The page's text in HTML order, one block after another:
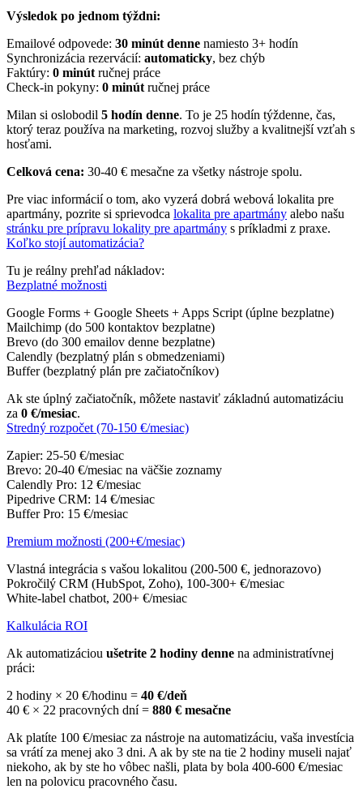
Výsledok po jednom týždni:
Emailové odpovede: 30 minút denne namiesto 3+ hodín
Synchronizácia rezervácií: automaticky, bez chýb
Faktúry: 0 minút ručnej práce
Check-in pokyny: 0 minút ručnej práce
Milan si oslobodil 5 hodín denne. To je 25 hodín týždenne, čas,
ktorý teraz používa na marketing, rozvoj služby a kvalitnejší vzťah s
hosťami.
Celková cena: 30-40 € mesačne za všetky nástroje spolu.
Pre viac informácií o tom, ako vyzerá dobrá webová lokalita pre
apartmány, pozrite si sprievodca lokalita pre apartmány alebo našu
stránku pre prípravu lokality pre apartmány s príkladmi z praxe.
Koľko stojí automatizácia?
Tu je reálny prehľad nákladov:
Bezplatné možnosti
Google Forms + Google Sheets + Apps Script (úplne bezplatne)
Mailchimp (do 500 kontaktov bezplatne)
Brevo (do 300 emailov denne bezplatne)
Calendly (bezplatný plán s obmedzeniami)
Buffer (bezplatný plán pre začiatočníkov)
Ak ste úplný začiatočník, môžete nastaviť základnú automatizáciu
za 0 €/mesiac.
Stredný rozpočet (70-150 €/mesiac)
Zapier: 25-50 €/mesiac
Brevo: 20-40 €/mesiac na väčšie zoznamy
Calendly Pro: 12 €/mesiac
Pipedrive CRM: 14 €/mesiac
Buffer Pro: 15 €/mesiac
Premium možnosti (200+€/mesiac)
Vlastná integrácia s vašou lokalitou (200-500 €, jednorazovo)
Pokročilý CRM (HubSpot, Zoho), 100-300+ €/mesiac
White-label chatbot, 200+ €/mesiac
Kalkulácia ROI
Ak automatizáciou ušetrite 2 hodiny denne na administratívnej
práci:
2 hodiny × 20 €/hodinu = 40 €/deň
40 € × 22 pracovných dní = 880 € mesačne
Ak platíte 100 €/mesiac za nástroje na automatizáciu, vaša investícia
sa vrátí za menej ako 3 dni. A ak by ste na tie 2 hodiny museli najať
niekoho, ak by ste ho vôbec našli, plata by bola 400-600 €/mesiac
len na polovicu pracovného času.